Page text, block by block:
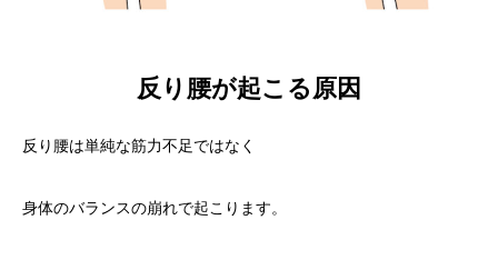
反り腰が起こる原因
反り腰は単純な筋力不足ではなく
身体のバランスの崩れで起こります。